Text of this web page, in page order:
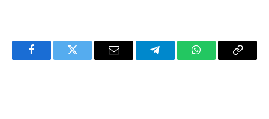
FacebookTwitter Email TelegramWhatsAppCopy